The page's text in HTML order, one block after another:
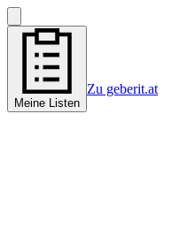
Meine Listen
Zu geberit.at